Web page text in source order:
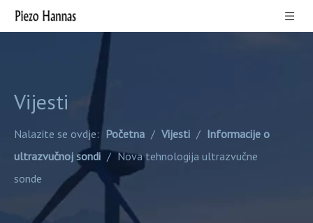
Vijesti
Nalazite se ovdje: Početna / Vijesti / Informacije o
ultrazvučnoj sondi / Nova tehnologija ultrazvučne
sonde